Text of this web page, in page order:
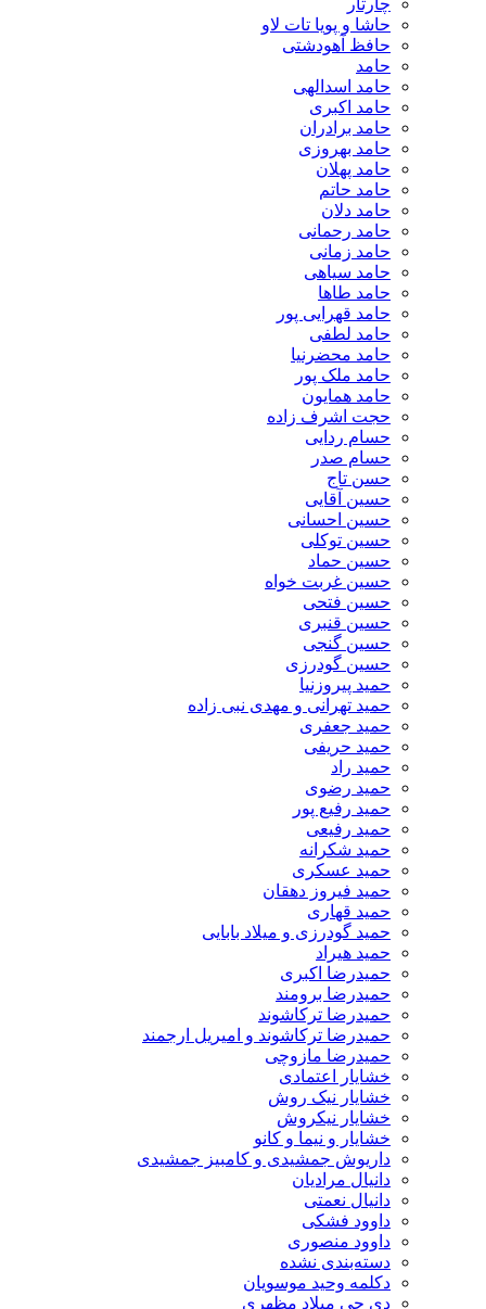
چارتار
حاشا و پویا تات لاو
حافظ آهودشتی
حامد
حامد اسدالهی
حامد اکبری
حامد برادران
حامد بهروزی
حامد پهلان
حامد حاتم
حامد دلان
حامد رحمانی
حامد زمانی
حامد سیاهی
حامد طاها
حامد قهرایی پور
حامد لطفی
حامد محضرنیا
حامد ملک پور
حامد همایون
حجت اشرف زاده
حسام ردایی
حسام صدر
حسن تاج
حسین آقایی
حسین احسانی
حسین توکلی
حسین حماد
حسین غربت خواه
حسین فتحی
حسین قنبری
حسین گنجی
حسین گودرزی
حمید پیروزنیا
حمید تهرانی و مهدی نبی زاده
حمید جعفری
حمید حریفی
حمید راد
حمید رضوی
حمید رفیع پور
حمید رفیعی
حمید شکرانه
حمید عسکری
حمید فیروز دهقان
حمید قهاری
حمید گودرزی و میلاد بابایی
حمید هیراد
حمیدرضا اکبری
حمیدرضا برومند
حمیدرضا ترکاشوند
حمیدرضا ترکاشوند و امیریل ارجمند
حمیدرضا مازوچی
خشایار اعتمادی
خشایار نیک روش
خشایار نیکروش
خشایار و نیما و کانو
داریوش جمشیدی و کامبیز جمشیدی
دانیال مرادیان
دانیال نعمتی
داوود فشکی
داوود منصوری
دسته‌بندی نشده
دکلمه وحید موسویان
دی جی میلاد مظهری